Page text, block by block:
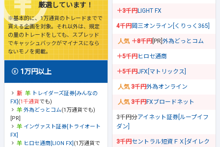
厳選しています！
※基本的に、1万通貨のトレードまでで
貰える企画を対象。それ以外は、規定
の量のトレードをしても、スプレッド
でキャッシュバックがマイナスになら
ないモノを掲載。
1万円以上
トレイダーズ証券[みんなの
FX] (1千通貨でも)
外為どっとコム(1万通貨でも)
[PR]
インヴァスト証券[トライオート
FX]
ヒロセ通商[LION FX] (1万通貨で
＋3千円LIGHT FX
4千円岡三オンライン[くりっく365]
＋8千円 [PR] 外為どっとコム
＋5千円ヒロセ通商
＋5千円JFX[マトリックス]
3千円外為オンライン
3千円FXブロードネット
3千円分アイネット証券[ループイフ
ダン]
3千円セントラル短資ＦＸ[ダイレク